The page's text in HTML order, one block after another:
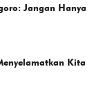
Jangan Hanya
Kita